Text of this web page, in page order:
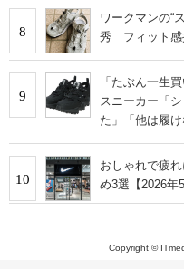
8
ワークマンの“
秀 フィット感
9
「たぶん一生
スニーカー「
た」「他は履け
10
おしゃれで疲
め3選【2026年5
Copyright ©